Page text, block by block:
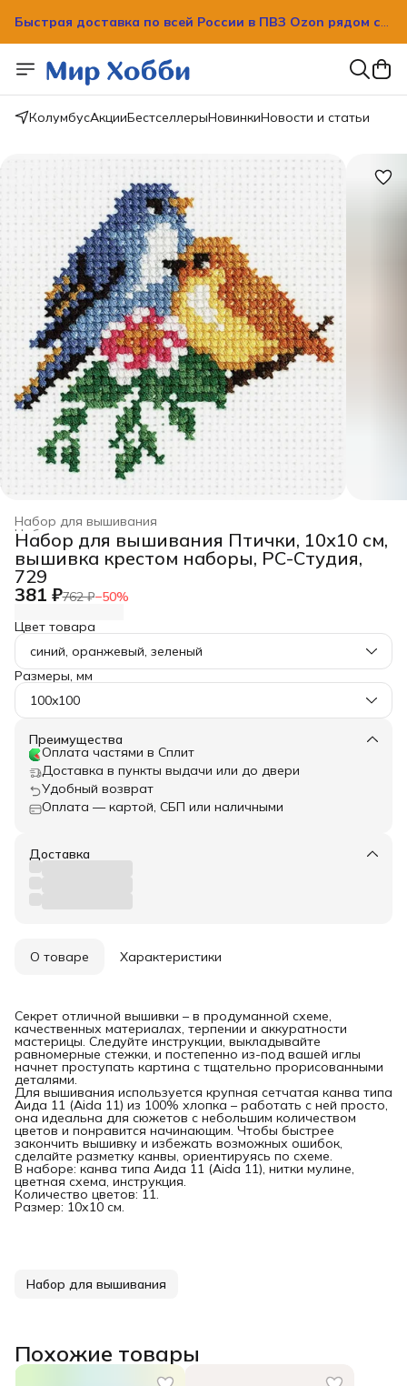
вашим домом!
Быстрая доставка по всей России в ПВЗ Ozon рядом с
вашим домом!
КолумбусАкцииБестселлерыНовинкиНовости и статьи
Набор для вышивания
Набор для рукоделия, творчества ›
Хобби и творчество ›
Главная ›
Набор для вышивания Птички, 10х10 см,
вышивка крестом наборы, РС-Студия,
729
381 ₽762 ₽−50%
Цвет товара
синий, оранжевый, зеленый
Размеры, мм
100x100
Преимущества
Оплата частями в Сплит
Доставка в пункты выдачи или до двери
Удобный возврат
Оплата — картой, СБП или наличными
Доставка
О товаре Характеристики
Секрет отличной вышивки – в продуманной схеме,
качественных материалах, терпении и аккуратности
мастерицы. Следуйте инструкции, выкладывайте
равномерные стежки, и постепенно из-под вашей иглы
начнет проступать картина с тщательно прорисованными
деталями.
Для вышивания используется крупная сетчатая канва типа
Аида 11 (Aida 11) из 100% хлопка – работать с ней просто,
она идеальна для сюжетов с небольшим количеством
цветов и понравится начинающим. Чтобы быстрее
закончить вышивку и избежать возможных ошибок,
сделайте разметку канвы, ориентируясь по схеме.
В наборе: канва типа Аида 11 (Aida 11), нитки мулине,
цветная схема, инструкция.
Количество цветов: 11.
Размер: 10х10 см.
Набор для вышивания
Похожие товары